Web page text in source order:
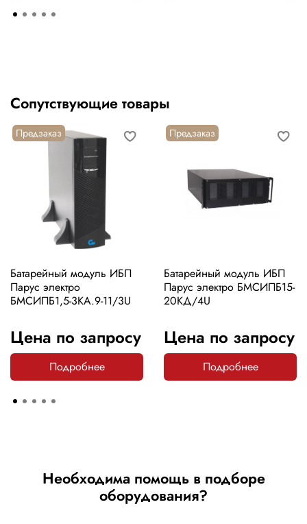
Сопутствующие товары
Предзаказ
Батарейный модуль ИБП
Парус электро
БМСИПБ1,5-3КА.9-11/3U
Цена по запросу
Подробнее
Предзаказ
Батарейный модуль ИБП
Парус электро БМСИПБ15-
20КД/4U
Цена по запросу
Подробнее
Необходима помощь в подборе
оборудования?